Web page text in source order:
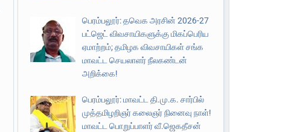
பெரம்பலூர்: தவெக அரசின் 2026-27
பட்ஜெட் விவசாயிகளுக்கு மிகப்பெரிய
ஏமாற்றம்; தமிழக விவசாயிகள் சங்க
மாவட்ட செயலாளர் நீலகண்டன்
அறிக்கை!
பெரம்பலூர்: மாவட்ட தி.மு.க. சார்பில்
முத்தமிழறிஞர் கலைஞர் நினைவு நாள்!
மாவட்ட பொறுப்பாளர் வீ.ஜெகதீசன்